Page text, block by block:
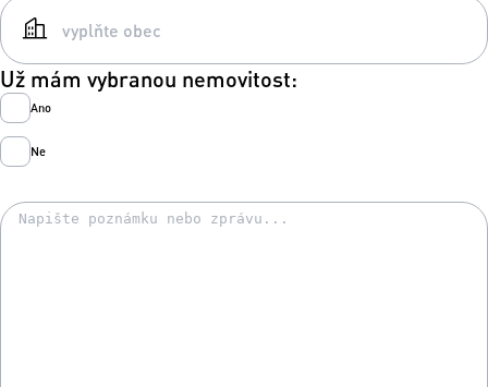
Už mám vybranou nemovitost:
Ano
Ne